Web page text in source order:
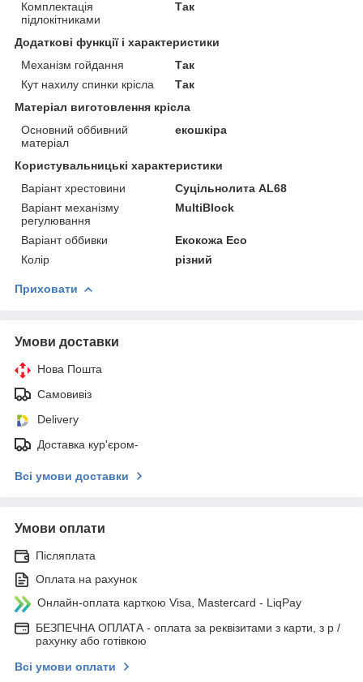
Комплектація
підлокітниками
Так
Додаткові функції і характеристики
Механізм гойдання
Так
Кут нахилу спинки крісла
Так
Матеріал виготовлення крісла
Основний оббивний
матеріал
екошкіра
Користувальницькі характеристики
Варіант хрестовини
Суцільнолита AL68
Варіант механізму
регулювання
MultiBlock
Варіант оббивки
Екокожа Eco
Колір
різний
Приховати
Умови доставки
Нова Пошта
Самовивіз
Delivery
Доставка кур'єром-
Всі умови доставки
Умови оплати
Післяплата
Оплата на рахунок
Онлайн-оплата карткою Visa, Mastercard - LiqPay
БЕЗПЕЧНА ОПЛАТА - оплата за реквізитами з карти, з р /
рахунку або готівкою
Всі умови оплати